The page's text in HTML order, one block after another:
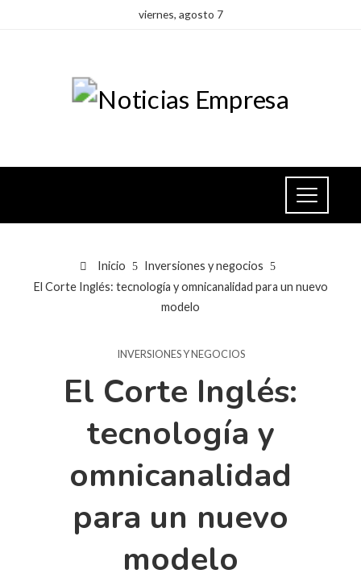
viernes, agosto 7
Inicio
Inversiones y negocios
El Corte Inglés: tecnología y omnicanalidad para un nuevo
modelo
INVERSIONES Y NEGOCIOS
El Corte Inglés:
tecnología y
omnicanalidad
para un nuevo
modelo